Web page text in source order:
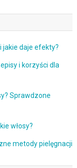
jakie daje efekty?
i korzyści dla
Sprawdzone
włosy?
metody pielęgnacji